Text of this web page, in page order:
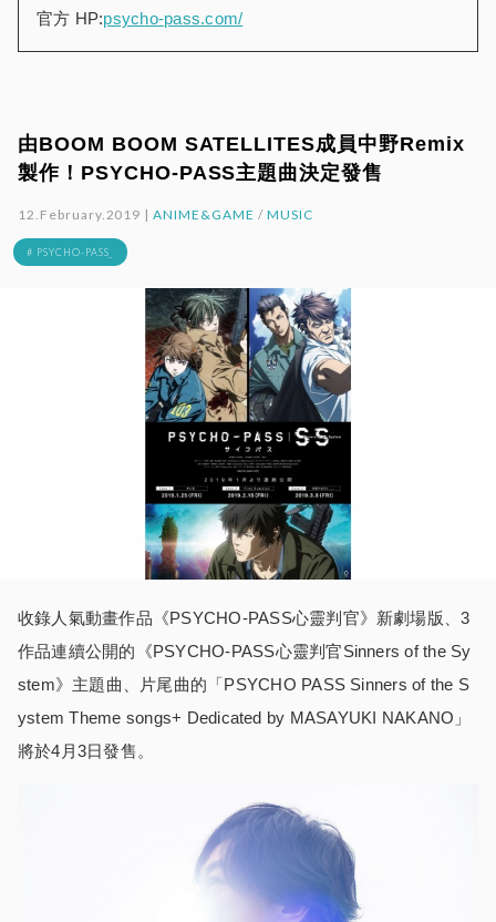
官方 HP:psycho-pass.com/
由BOOM BOOM SATELLITES成員中野Remix
製作！PSYCHO-PASS主題曲決定發售
12.February.2019 |ANIME&GAME / MUSIC
# PSYCHO-PASS_
收錄人氣動畫作品《PSYCHO-PASS心靈判官》新劇場版、3
作品連續公開的《PSYCHO-PASS心靈判官Sinners of the Sy
stem》主題曲、片尾曲的「PSYCHO PASS Sinners of the S
ystem Theme songs+ Dedicated by MASAYUKI NAKANO」
將於4月3日發售。